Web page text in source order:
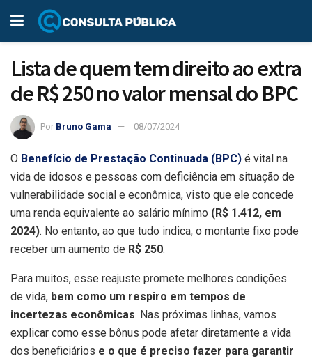
Lista de quem tem direito ao extra
de R$ 250 no valor mensal do BPC
Por Bruno Gama 08/07/2024
O Benefício de Prestação Continuada (BPC) é vital na
vida de idosos e pessoas com deficiência em situação de
vulnerabilidade social e econômica, visto que ele concede
uma renda equivalente ao salário mínimo (R$ 1.412, em
2024). No entanto, ao que tudo indica, o montante fixo pode
receber um aumento de R$ 250.
Para muitos, esse reajuste promete melhores condições
de vida, bem como um respiro em tempos de
incertezas econômicas. Nas próximas linhas, vamos
explicar como esse bônus pode afetar diretamente a vida
dos beneficiários e o que é preciso fazer para garantir